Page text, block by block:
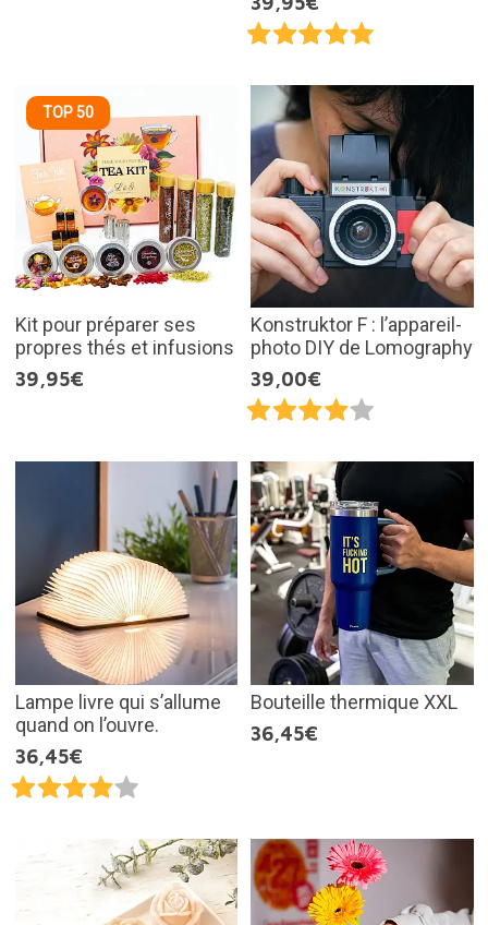
TOP 50
Kit pour préparer ses
propres thés et infusions
39,95€
Konstruktor F : l’appareil-
photo DIY de Lomography
39,00€
Lampe livre qui s’allume
quand on l’ouvre.
36,45€
Bouteille thermique XXL
36,45€